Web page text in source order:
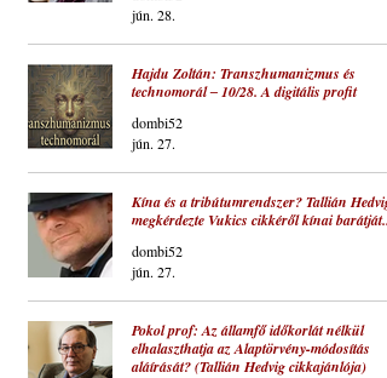
jún. 28.
Hajdu Zoltán: Transzhumanizmus és
technomorál ‒ 10/28. A digitális profit
dombi52
jún. 27.
Kína és a tribútumrendszer? Tallián Hedvig
megkérdezte Vukics cikkéről kínai barátját...
dombi52
jún. 27.
Pokol prof: Az államfő időkorlát nélkül
elhalaszthatja az Alaptörvény-módosítás
aláírását? (Tallián Hedvig cikkajánlója)